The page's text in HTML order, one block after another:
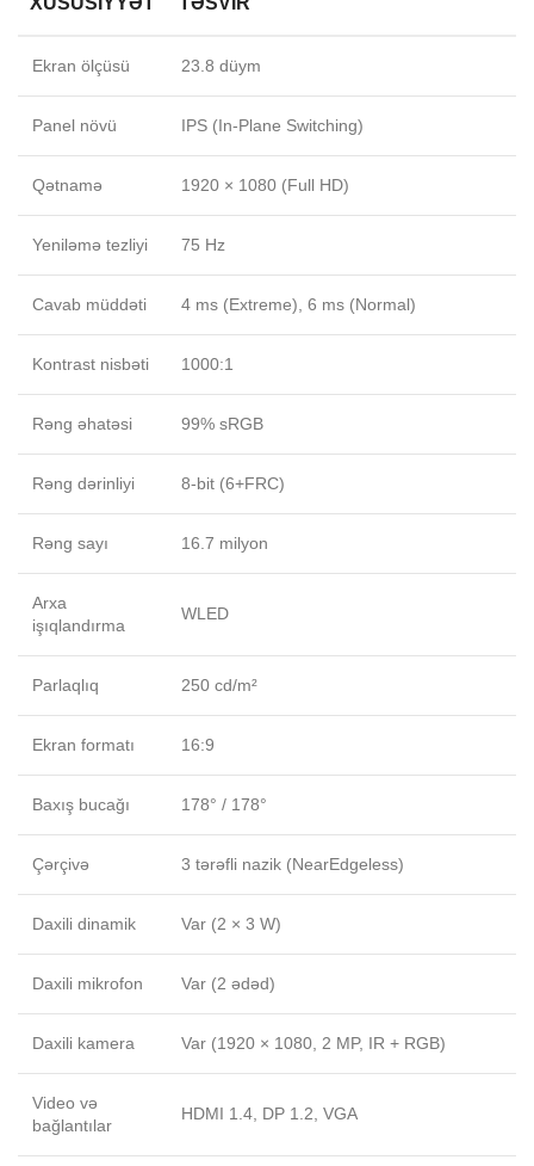
Ekran ölçüsü 23.8 düym
Panel növü IPS (In-Plane Switching)
Qətnamə 1920 × 1080 (Full HD)
Yeniləmə tezliyi 75 Hz
Cavab müddəti 4 ms (Extreme), 6 ms (Normal)
Kontrast nisbəti 1000:1
Rəng əhatəsi 99% sRGB
Rəng dərinliyi 8-bit (6+FRC)
Rəng sayı 16.7 milyon
Arxa
işıqlandırma
WLED
Parlaqlıq 250 cd/m²
Ekran formatı 16:9
Baxış bucağı 178° / 178°
Çərçivə 3 tərəfli nazik (NearEdgeless)
Daxili dinamik Var (2 × 3 W)
Daxili mikrofon Var (2 ədəd)
Daxili kamera Var (1920 × 1080, 2 MP, IR + RGB)
Video və
bağlantılar
HDMI 1.4, DP 1.2, VGA